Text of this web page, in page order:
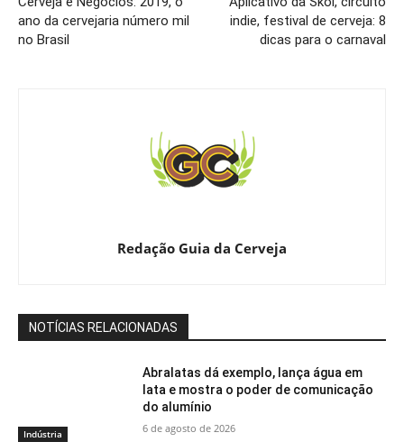
ano da cervejaria número mil
no Brasil
indie, festival de cerveja: 8
dicas para o carnaval
Redação Guia da Cerveja
NOTÍCIAS RELACIONADAS
Indústria
Abralatas dá exemplo, lança água em
lata e mostra o poder de comunicação
do alumínio
6 de agosto de 2026